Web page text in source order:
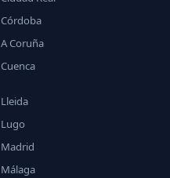
Córdoba
A Coruña
Cuenca
Lleida
Lugo
Madrid
Málaga